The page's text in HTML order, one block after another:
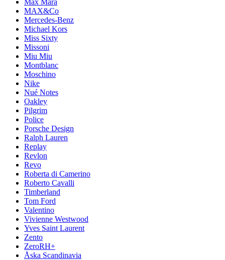
MAX&Co
Mercedes-Benz
Michael Kors
Miss Sixty
Missoni
Miu Miu
Montblanc
Moschino
Nike
Nué Notes
Oakley
Pilgrim
Police
Porsche Design
Ralph Lauren
Replay
Revlon
Revo
Roberta di Camerino
Roberto Cavalli
Timberland
Tom Ford
Valentino
Vivienne Westwood
Yves Saint Laurent
Zento
ZeroRH+
Åska Scandinavia